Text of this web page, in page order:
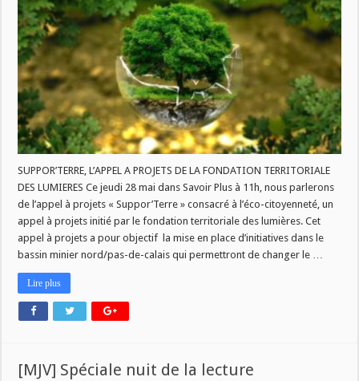
PLUS
:
L’APPEL
A
PROJETS
« SUPPOR’
TERRE »
ET
LE
RESEAU
DE
MEDIATHEQUES
« L’ESPERLUETTE »
SUPPOR’TERRE, L’APPEL A PROJETS DE LA FONDATION TERRITORIALE
DES LUMIERES Ce jeudi 28 mai dans Savoir Plus à 11h, nous parlerons
de l’appel à projets « Suppor’Terre » consacré à l’éco-citoyenneté, un
appel à projets initié par le fondation territoriale des lumières. Cet
appel à projets a pour objectif la mise en place d’initiatives dans le
bassin minier nord/pas-de-calais qui permettront de changer le …
Lire plus
[MJV] Spéciale nuit de la lecture